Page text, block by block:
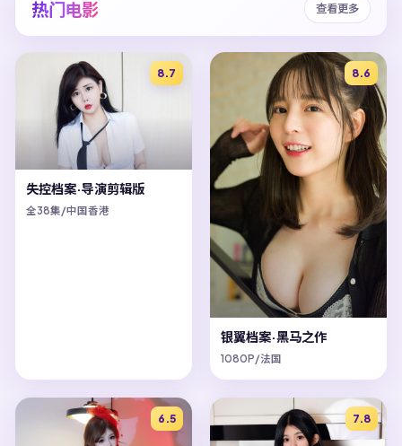
热门电影 查看更多
8.7
失控档案·导演剪辑版
全38集/中国香港
8.6
银翼档案·黑马之作
1080P/法国
6.5 7.8